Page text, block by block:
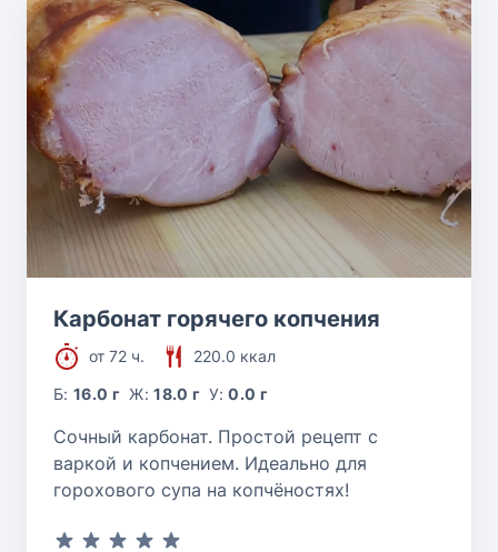
Карбонат горячего копчения
от 72 ч.
220.0 ккал
Б:16.0 г Ж:18.0 г У:0.0 г
Сочный карбонат. Простой рецепт с
варкой и копчением. Идеально для
горохового супа на копчёностях!